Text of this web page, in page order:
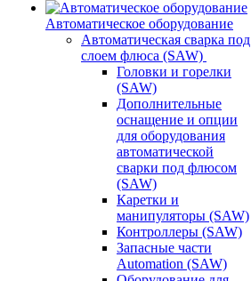
Автоматическое оборудование
Автоматическая сварка под
слоем флюса (SAW)
Головки и горелки
(SAW)
Дополнительные
оснащение и опции
для оборудования
автоматической
сварки под флюсом
(SAW)
Каретки и
манипуляторы (SAW)
Контроллеры (SAW)
Запасные части
Automation (SAW)